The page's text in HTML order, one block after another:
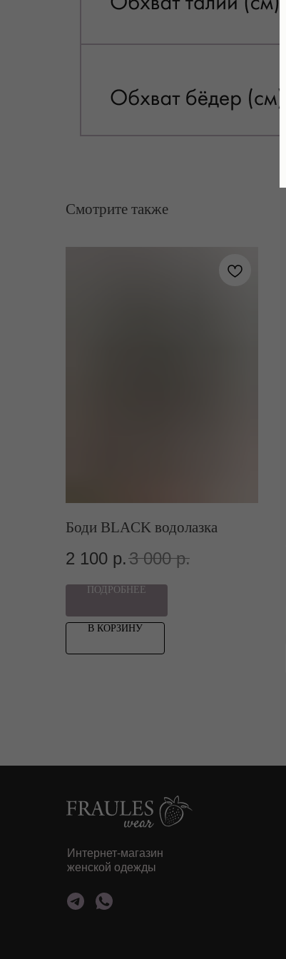
Смотрите также
Боди BLACK водолазка
2 100 р.3 000 р.
ПОДРОБНЕЕ
В КОРЗИНУ
Интернет-магазин
женской одежды